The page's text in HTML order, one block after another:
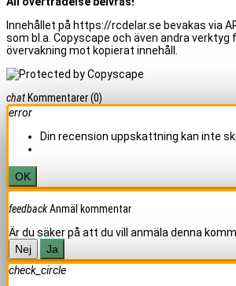
Innehållet på https://rcdelar.se bevakas via
som bl.a. Copyscape och även andra verktyg
övervakning mot kopierat innehåll.
chat Kommentarer(0)
error
Din recension uppskattning kan inte
OK
feedbackAnmäl kommentar
Är du säker på att du vill anmäla denna
Nej
Ja
check_circle